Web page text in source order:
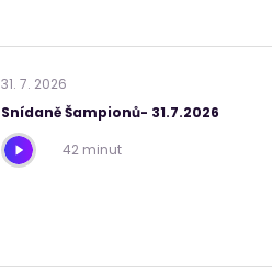
31. 7. 2026
Snídaně Šampionů- 31.7.2026
42 minut